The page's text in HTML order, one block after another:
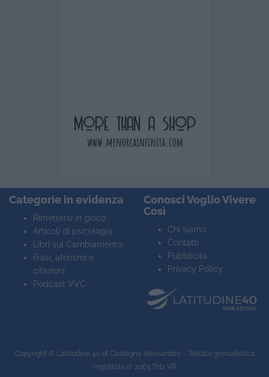
Categorie in evidenza
Rimettersi in gioco
Articoli di psicologia
Libri sul Cambiamento
Frasi, aforismi e
citazioni
Podcast VVC
Conosci Voglio Vivere
Così
Chi siamo
Contatti
Pubblicità
Privacy Policy
Copyright © Latitudine 40 di Castagna Alessandro - Testata giornalistica
registrata n° 2063 Trib. VR